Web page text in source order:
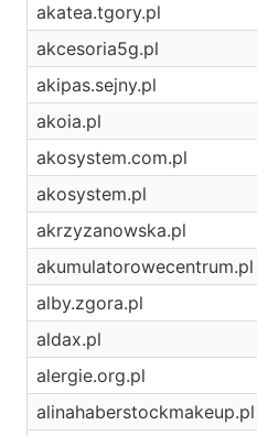
akatea.tgory.pl
akcesoria5g.pl
akipas.sejny.pl
akoia.pl
akosystem.com.pl
akosystem.pl
akrzyzanowska.pl
akumulatorowecentrum.pl
alby.zgora.pl
aldax.pl
alergie.org.pl
alinahaberstockmakeup.pl